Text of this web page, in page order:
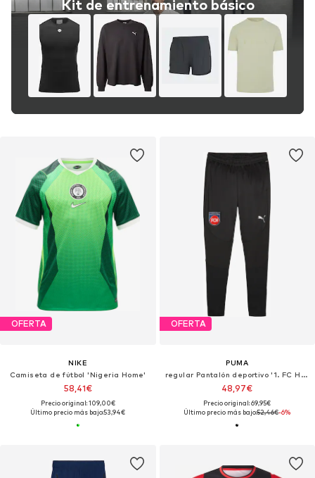
Kit de entrenamiento básico
OFERTA
NIKE
Camiseta de fútbol 'Nigeria Home'
58,41€
Precio original: 109,00€
Último precio más bajo:53,94€
OFERTA
PUMA
regular Pantalón deportivo '1. FC Heidenheim'
48,97€
Precio original: 69,95€
Último precio más bajo:52,46€-6%